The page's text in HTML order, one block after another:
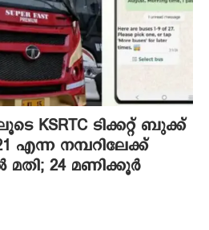
KSRTC ടിക്കറ്റ് ബുക്ക്
എന്ന നമ്പറിലേക്ക്
24 മണിക്കൂർ